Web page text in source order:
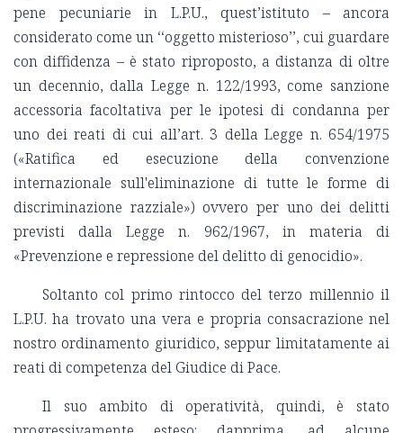
pene pecuniarie in L.P.U., quest’istituto – ancora
considerato come un ‘‘oggetto misterioso’’, cui guardare
con diffidenza – è stato riproposto, a distanza di oltre
un decennio, dalla Legge n. 122/1993, come sanzione
accessoria facoltativa per le ipotesi di condanna per
uno dei reati di cui all’art. 3 della Legge n. 654/1975
(«Ratifica ed esecuzione della convenzione
internazionale sull'eliminazione di tutte le forme di
discriminazione razziale») ovvero per uno dei delitti
previsti dalla Legge n. 962/1967, in materia di
«Prevenzione e repressione del delitto di genocidio».
Soltanto col primo rintocco del terzo millennio il
L.P.U. ha trovato una vera e propria consacrazione nel
nostro ordinamento giuridico, seppur limitatamente ai
reati di competenza del Giudice di Pace.
Il suo ambito di operatività, quindi, è stato